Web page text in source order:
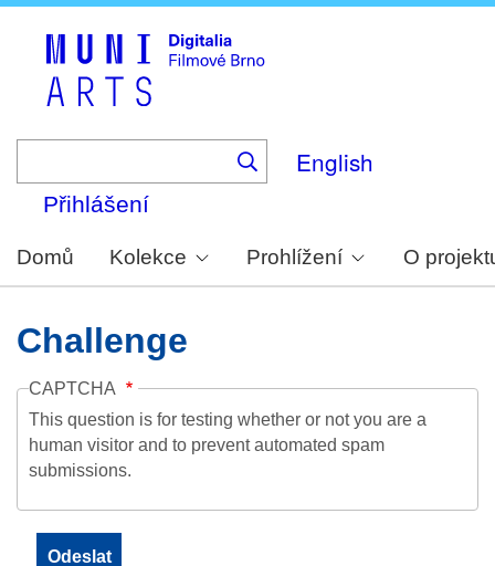
English
Přihlášení
Domů Kolekce Prohlížení O
Challenge
CAPTCHA
This question is for testing whether or not you are a
human visitor and to prevent automated spam
submissions.